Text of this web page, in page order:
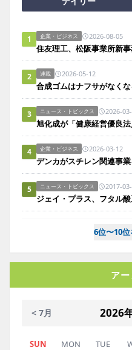
1 企業・ビジネス 2026-08-05
住友理工、松阪事業所新
2 連載 2026-05-12
合成ゴムはナフサがなく
3 ニュース・トピックス 2026-
旭化成が「健康経営優良
4 企業・ビジネス 2026-03-12
デンカがスチレン関連事
5 ニュース・トピックス 2017-
ジェイ・プラス、フタル
6位〜10
ア
< 7月
SUN MON TUE